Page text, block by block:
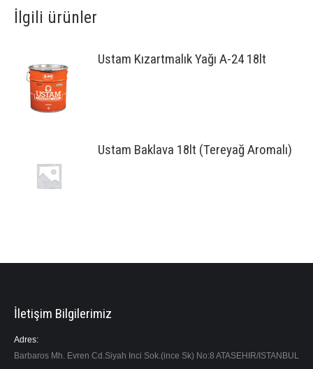
İlgili ürünler
Ustam Kızartmalık Yağı A-24 18lt
Ustam Baklava 18lt (Tereyağ Aromalı)
İletişim Bilgilerimiz
Adres:
Barbaros Mh. Evren Cd.Siyah Inci Sok.(ince Sk) No:8 ATASEHIR/ISTANBUL